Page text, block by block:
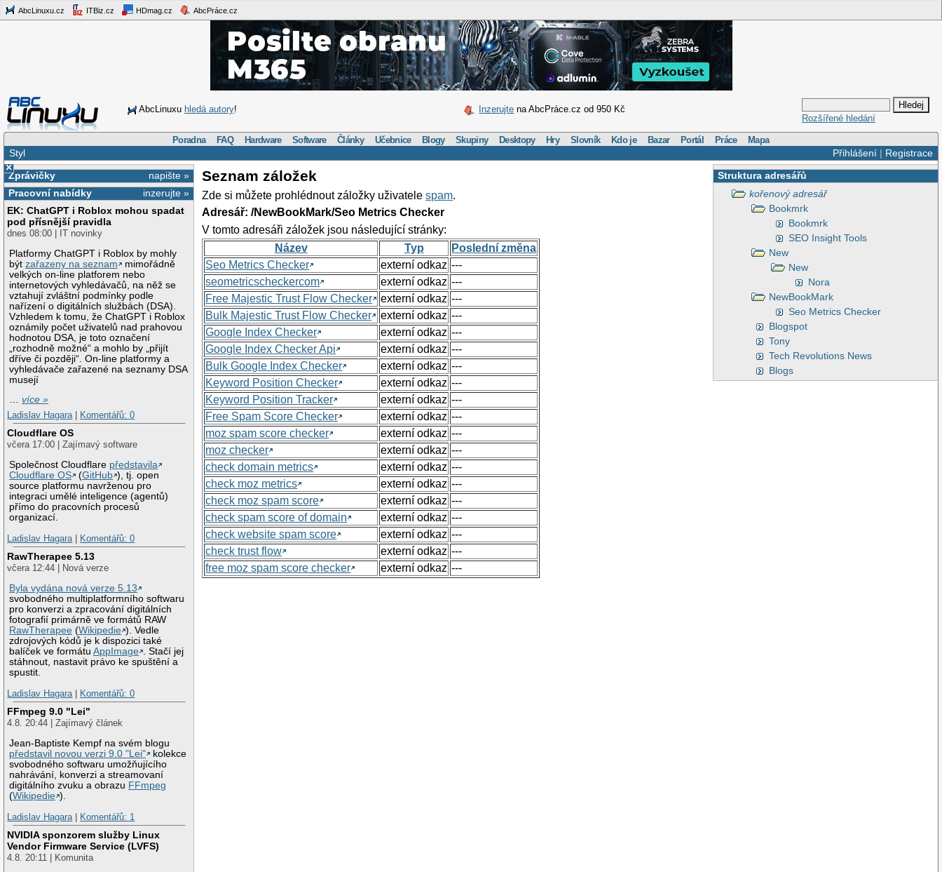
AbcLinuxu.cz ITBiz.cz HDmag.cz AbcPráce.cz
AbcLinuxu hledá autory! Inzerujte na AbcPráce.cz od 950 Kč
Rozšířené hledání
Poradna FAQ Hardware Software Články Učebnice Blogy Skupiny Desktopy Hry Slovník Kdo je Bazar Portál Práce Mapa
Přihlášení| Registrace
Styl
×
napište »
Zprávičky
inzerujte »
Pracovní nabídky
EK: ChatGPT i Roblox mohou spadat
pod přísnější pravidla
dnes 08:00 | IT novinky
Platformy ChatGPT i Roblox by mohly
býtzařazeny na seznam
mimořádně
velkých on-line platforem nebo
internetových vyhledávačů, na něž se
vztahují zvláštní podmínky podle
nařízení o digitálních službách (DSA).
Vzhledem k tomu, že ChatGPT i Roblox
oznámily počet uživatelů nad prahovou
hodnotou DSA, je toto označení
„rozhodně možné“ a mohlo by „přijít
dříve či později“. On-line platformy a
vyhledávače zařazené na seznamy DSA
musejí
…více »
Ladislav Hagara
Komentářů: 0
Cloudflare OS
včera 17:00 | Zajímavý software
Společnost Cloudflare představila
Cloudflare OS
(GitHub ), tj. open
source platformu navrženou pro
integraci umělé inteligence (agentů)
přímo do pracovních procesů
organizací.
Ladislav Hagara
Komentářů: 0
RawTherapee 5.13
včera 12:44 | Nová verze
Byla vydána nová verze 5.13
svobodného multiplatformního softwaru
pro konverzi a zpracování digitálních
fotografií primárně ve formátů RAW
RawTherapee (Wikipedie ). Vedle
zdrojových kódů je k dispozici také
balíček ve formátuAppImage . Stačí jej
stáhnout, nastavit právo ke spuštění a
spustit.
Ladislav Hagara
Komentářů: 0
FFmpeg 9.0 "Lei"
4.8. 20:44 | Zajímavý článek
Jean-Baptiste Kempf na svém blogu
představil novou verzi 9.0 "Lei"
kolekce
svobodného softwaru umožňujícího
nahrávání, konverzi a streamovaní
digitálního zvuku a obrazu FFmpeg
(Wikipedie ).
Ladislav Hagara
Komentářů: 1
NVIDIA sponzorem služby Linux
Vendor Firmware Service (LVFS)
4.8. 20:11 | Komunita
Struktura adresářů
kořenový adresář
Bookmrk
Bookmrk
SEO Insight Tools
New
New
Nora
NewBookMark
Seo Metrics Checker
Blogspot
Tony
Tech Revolutions News
Blogs
Seznam záložek
Zde si můžete prohlédnout záložky uživatelespam.
Adresář: /NewBookMark/Seo Metrics Checker
V tomto adresáři záložek jsou následující stránky:
Název
Typ
Poslední změna
Seo Metrics Checker
externí odkaz ---
seometricscheckercom
externí odkaz ---
Free Majestic Trust Flow Checker
externí odkaz ---
Bulk Majestic Trust Flow Checker
externí odkaz ---
Google Index Checker
externí odkaz ---
Google Index Checker Api
externí odkaz ---
Bulk Google Index Checker
externí odkaz ---
Keyword Position Checker
externí odkaz ---
Keyword Position Tracker
externí odkaz ---
Free Spam Score Checker
externí odkaz ---
moz spam score checker
externí odkaz ---
moz checker
externí odkaz ---
check domain metrics
externí odkaz ---
check moz metrics
externí odkaz ---
check moz spam score
externí odkaz ---
check spam score of domain
externí odkaz ---
check website spam score
externí odkaz ---
check trust flow
externí odkaz ---
free moz spam score checker
externí odkaz ---